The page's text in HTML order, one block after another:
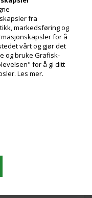
fra
markedsføring og
for å
vårt og gjør det
og bruke Grafisk-
for å gi ditt
Les mer.
sammen med
for å gi jevn og
utskrift. -
med: DesignJet
MFP, SD Pro MFP,
PostScript, Z5400
ePrinter
Kr.ekslusive. mva
772 yellow